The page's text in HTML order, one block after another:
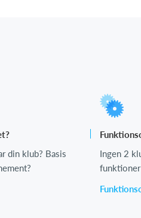
din klub? Basis
Ingen 2